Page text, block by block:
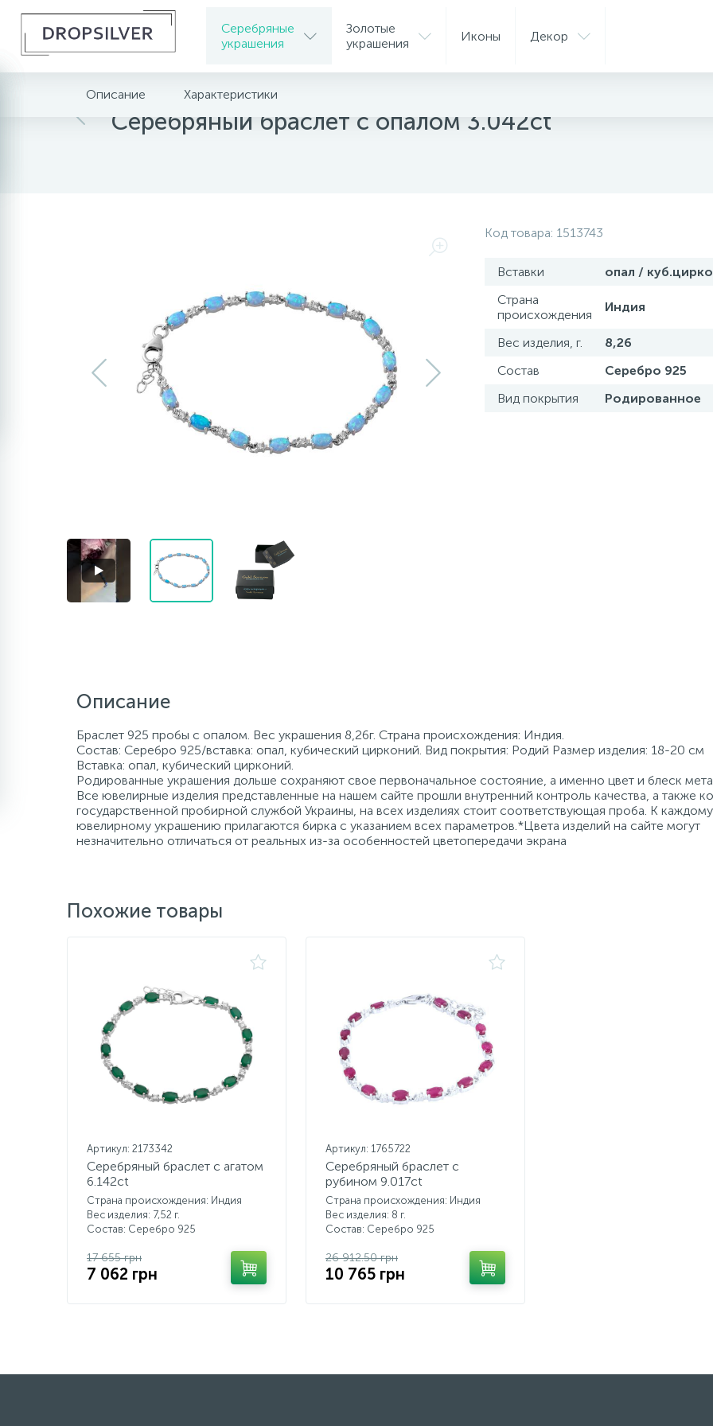
Серебряные
украшения
Золотые
украшения
Иконы Декор
Главная Серебряные украшения
Серебряный браслет с опалом 3.042ct
Описание Характеристики
Код товара: 1513743
Вставки
опал /
Страна
происхождения
Индия
Вес изделия, г.
8,26
Состав
Серебро 925
Вид покрытия
Родированное
Описание
Браслет 925 пробы с опалом. Вес украшения 8,26г. Страна происхождения: Индия.
Состав: Серебро 925/вставка: опал, кубический цирконий. Вид покрытия: Родий Размер изделия: 18-20 см
Вставка: опал, кубический цирконий.
Родированные украшения дольше сохраняют свое первоначальное состояние, а именно цвет и блеск
Все ювелирные изделия представленные на нашем сайте прошли внутренний контроль качества, а также
государственной пробирной службой Украины, на всех изделиях стоит соответствующая проба. К каждому
ювелирному украшению прилагаются бирка с указанием всех параметров.*Цвета изделий на сайте могут
незначительно отличаться от реальных из-за особенностей цветопередачи экрана
Похожие товары
Артикул: 2173342
Серебряный браслет с агатом
6.142ct
Страна происхождения: Индия
Вес изделия: 7,52 г.
Состав: Серебро 925
17 655 грн
7 062 грн
Артикул: 1765722
Серебряный браслет с
рубином 9.017ct
Страна происхождения: Индия
Вес изделия: 8 г.
Состав: Серебро 925
26 912.50 грн
10 765 грн